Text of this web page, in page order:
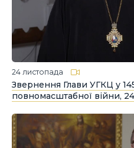
24 листопада
Звернення Глави УГКЦ у
повномасштабної війни,